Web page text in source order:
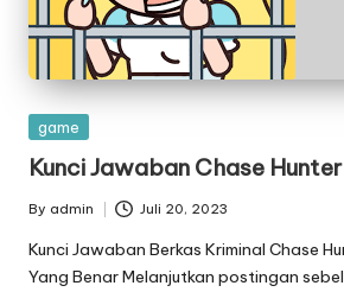
Posted
game
Kunci Jawaban Chase
Posted
by
By admin Juli 20, 2023
Kunci Jawaban Berkas Kriminal Chase
Yang Benar Melanjutkan postingan